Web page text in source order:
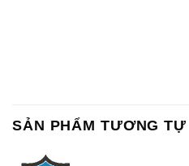
SẢN PHẨM TƯƠNG TỰ